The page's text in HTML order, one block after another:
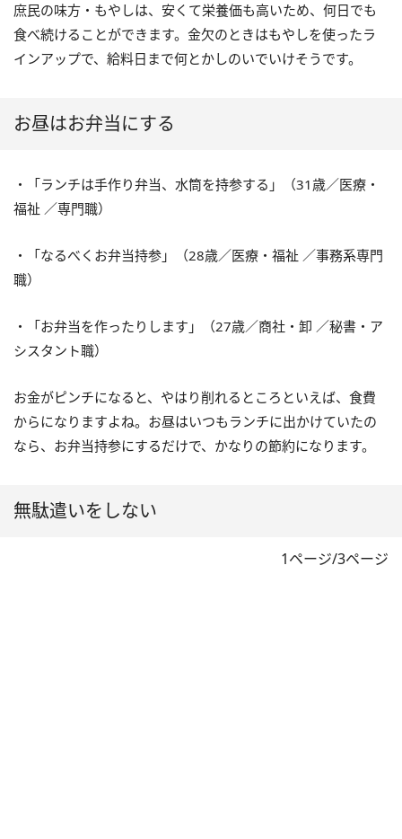
庶民の味方・もやしは、安くて栄養価も高いため、何日でも
食べ続けることができます。金欠のときはもやしを使ったラ
インアップで、給料日まで何とかしのいでいけそうです。
お昼はお弁当にする
・「ランチは手作り弁当、水筒を持参する」（31歳／医療・
福祉 ／専門職）
・「なるべくお弁当持参」（28歳／医療・福祉 ／事務系専門
職）
・「お弁当を作ったりします」（27歳／商社・卸 ／秘書・ア
シスタント職）
お金がピンチになると、やはり削れるところといえば、食費
からになりますよね。お昼はいつもランチに出かけていたの
なら、お弁当持参にするだけで、かなりの節約になります。
無駄遣いをしない
1ページ/3ページ